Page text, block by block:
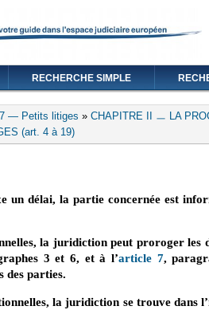
RECHERCHE SIMPLE
— Petits litiges » CHAPITRE II ㅡ LA
(art. 4 à 19)
un délai, la partie concernée est
la juridiction peut proroger les
3 et 6, et à l’article 7,
des parties.
la juridiction se trouve dans